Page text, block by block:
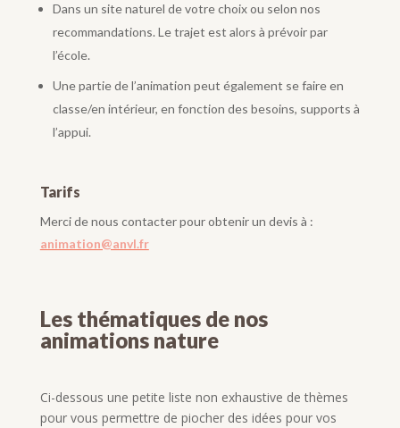
Dans un site naturel de votre choix ou selon nos
recommandations. Le trajet est alors à prévoir par
l’école.
Une partie de l’animation peut également se faire en
classe/en intérieur, en fonction des besoins, supports à
l’appui.
Tarifs
Merci de nous contacter pour obtenir un devis à :
animation@anvl.fr
Les thématiques de nos
animations nature
Ci-dessous une petite liste non exhaustive de thèmes
pour vous permettre de piocher des idées pour vos